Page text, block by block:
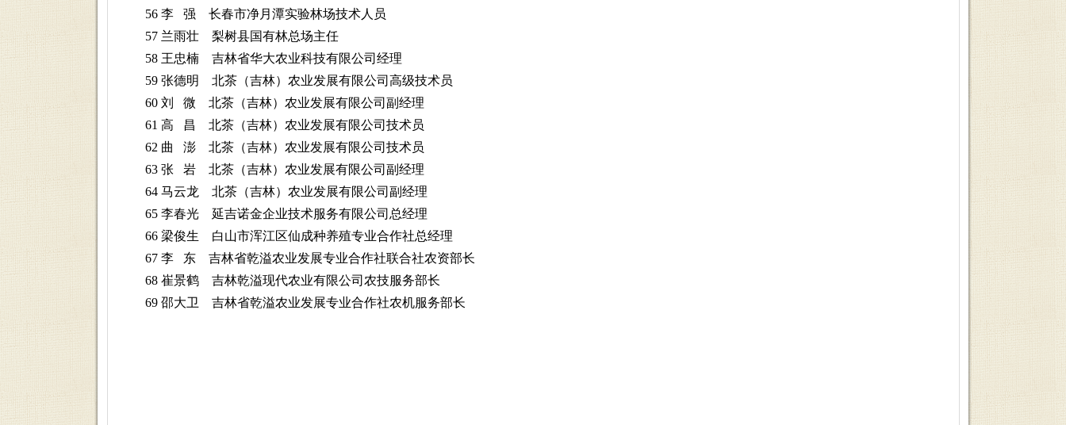
56 李 强 长春市净月潭实验林场技术人员
57 兰雨壮 梨树县国有林总场主任
58 王忠楠 吉林省华大农业科技有限公司经理
59 张德明 北茶（吉林）农业发展有限公司高级技术员
60 刘 微 北茶（吉林）农业发展有限公司副经理
61 高 昌 北茶（吉林）农业发展有限公司技术员
62 曲 澎 北茶（吉林）农业发展有限公司技术员
63 张 岩 北茶（吉林）农业发展有限公司副经理
64 马云龙 北茶（吉林）农业发展有限公司副经理
65 李春光 延吉诺金企业技术服务有限公司总经理
66 梁俊生 白山市浑江区仙成种养殖专业合作社总经理
67 李 东 吉林省乾溢农业发展专业合作社联合社农资部长
68 崔景鹤 吉林乾溢现代农业有限公司农技服务部长
69 邵大卫 吉林省乾溢农业发展专业合作社农机服务部长